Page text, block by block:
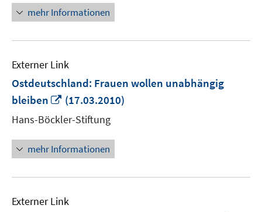
öffnen
mehr Informationen
Externer Link
Ostdeutschland: Frauen wollen unabhängig
bleiben
In
neuem
Fenster
öffnen
(17.03.2010)
Hans-Böckler-Stiftung
mehr Informationen
Externer Link